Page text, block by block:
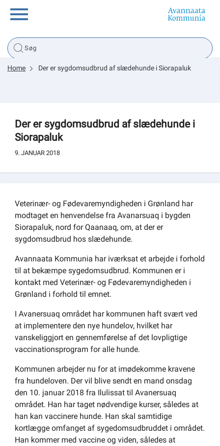
Borger
Tsunami
Planportal
Om kommunen
Home Der er sygdomsudbrud af slædehunde i Siorapaluk
Der er sygdomsudbrud af slædehunde i
Siorapaluk
9. JANUAR 2018
Veterinær- og Fødevaremyndigheden i Grønland har
modtaget en henvendelse fra Avanarsuaq i bygden
Siorapaluk, nord for Qaanaaq, om, at der er
sygdomsudbrud hos slædehunde.
Avannaata Kommunia har iværksat et arbejde i forhold
til at bekæmpe sygedomsudbrud. Kommunen er i
kontakt med Veterinær- og Fødevaremyndigheden i
Grønland i forhold til emnet.
I Avanersuaq området har kommunen haft svært ved
at implementere den nye hundelov, hvilket har
vanskeliggjort en gennemførelse af det lovpligtige
vaccinationsprogram for alle hunde.
Kommunen arbejder nu for at imødekomme kravene
fra hundeloven. Der vil blive sendt en mand onsdag
den 10. januar 2018 fra Ilulissat til Avanersuaq
området. Han har taget nødvendige kurser, således at
han kan vaccinere hunde. Han skal samtidige
kortlægge omfanget af sygedomsudbruddet i området.
Han kommer med vaccine og viden, således at